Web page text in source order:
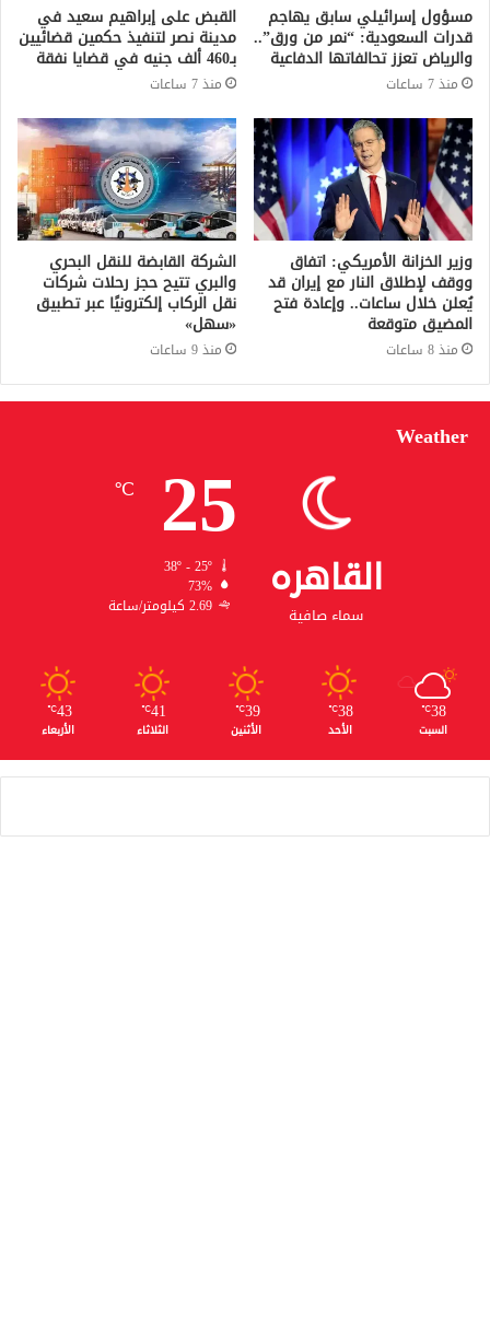
مسؤول إسرائيلي سابق يهاجم
قدرات السعودية: “نمر من ورق”..
والرياض تعزز تحالفاتها الدفاعية
منذ 7 ساعات
القبض على إبراهيم سعيد في
مدينة نصر لتنفيذ حكمين قضائيين
بـ460 ألف جنيه في قضايا نفقة
منذ 7 ساعات
وزير الخزانة الأمريكي: اتفاق
ووقف لإطلاق النار مع إيران قد
يُعلن خلال ساعات.. وإعادة فتح
المضيق متوقعة
منذ 8 ساعات
الشركة القابضة للنقل البحري
والبري تتيح حجز رحلات شركات
نقل الركاب إلكترونيًا عبر تطبيق
«سهل»
منذ 9 ساعات
Weather
القاهره
سماء صافية
25
℃
38º - 25º
73%
2.69 كيلومتر/ساعة
38
℃
السبت
38
℃
الأحد
39
℃
الأثنين
41
℃
الثلاثاء
43
℃
الأربعاء